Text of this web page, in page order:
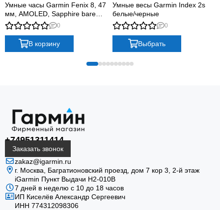
Умные часы Garmin Fenix 8, 47
мм, AMOLED, Sapphire bare
Titanium, graphite with titanium
band plus graphite silicone band
0
В корзину
Умные весы Garmin Index 2s
белые/черные
0
Выбрать
+74951311414
Заказать звонок
zakaz@igarmin.ru
г. Москва, Багратионовский проезд, дом 7 кор 3, 2-й этаж
iGarmin Пункт Выдачи Н2-010В
7 дней в неделю с 10 до 18 часов
ИП Киселёв Александр Сергеевич
ИНН 774312098306